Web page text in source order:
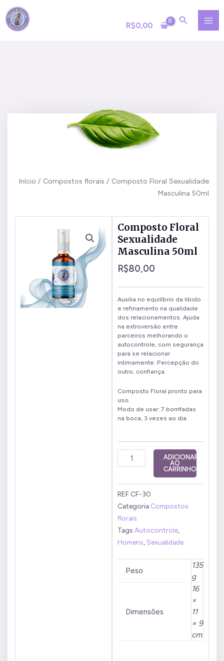
para
R$0,00
Início / Compostos florais / Composto Floral Sexualidade
Masculina 50ml
Composto Floral
Sexualidade
Masculina 50ml
R$80,00
Auxilia no equilíbrio da libido
e refinamento na qualidade
dos relacionamentos. Ajuda
na extroversão entre
parceiros melhorando o
autocontrole, com segurança
para se relacionar
intimamente. Percepção do
outro, confiança.
Composto Floral pronto para
uso.
Modo de usar: 7 borrifadas
na boca, 3 vezes ao dia.
Composto
Floral
Sexualidade
Masculina
50ml
quantidade
ADICIONAR
AO
CARRINHO
REF CF-30
Categoria Compostos
florais
Tags Autocontrole
Homens Sexualidade
Peso
135
g
Dimensões
16
×
11
× 9
cm